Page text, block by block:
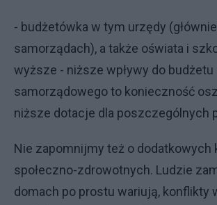
- budżetówka w tym urzędy
samorządach), a także oświata i
wyższe - niższe wpływy do budżetu
samorządowego to konieczność
niższe dotacje dla poszczególnych
Nie zapomnijmy też o dodatkowych
społeczno-zdrowotnych. Ludzie
domach po prostu wariują, konflikty